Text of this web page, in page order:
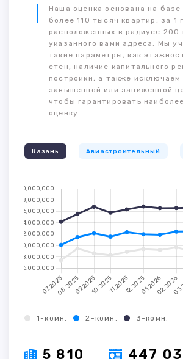
Наша оценка основана на базе
более 110 тысяч квартир, за 1
расположенных в радиусе 200
указанного вами адреса. Мы
такие параметры, как
стен, наличие капитального
постройки, а также исключаем
завышенной или заниженной
чтобы гарантировать
оценку.
Казань Авиастроительный
1-комн. 2-комн. 3-комн.
5 810 447